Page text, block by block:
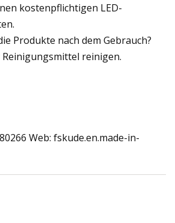
kostenpflichtigen LED-
Produkte nach dem Gebrauch?
reinigen.
Web: fskude.en.made-in-